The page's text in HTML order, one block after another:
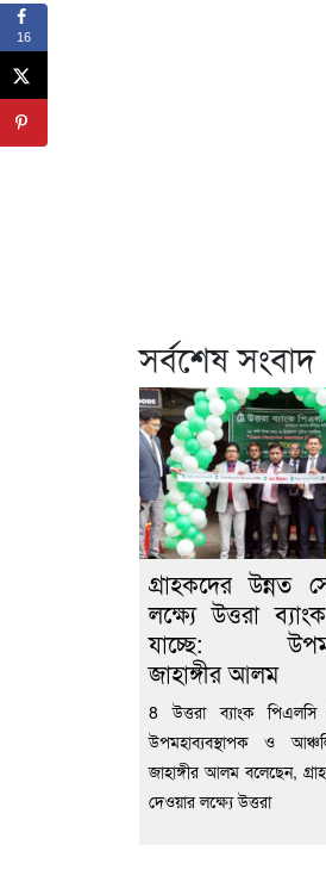
সর্বশেষ সংবাদ
গ্রাহকদের উন্নত
লক্ষ্যে উত্তরা
যাচ্ছে:
জাহাঙ্গীর আলম
8 উত্তরা ব্যাংক
উপমহাব্যবস্থাপক ও
জাহাঙ্গীর আলম বলেছেন,
দেওয়ার লক্ষ্যে উত্তরা
16